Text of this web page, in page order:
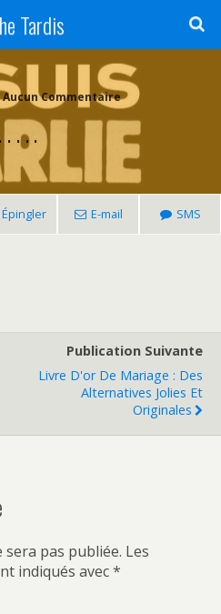
Tardis
Aucun Commentaire
. . . . .
Épingler E-mail SMS
Publication Suivante
Livre D'or De Mariage : Des
Alternatives Jolies Et
Originales
pas publiée. Les
indiqués avec*